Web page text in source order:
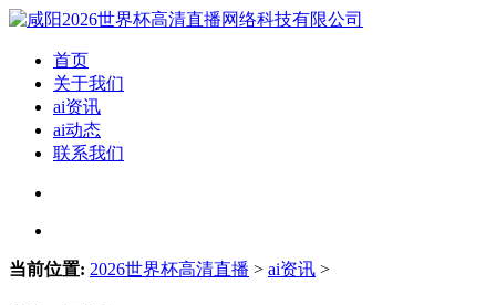
首页
关于我们
ai资讯
ai动态
联系我们
当前位置: 2026世界杯高清直播 > ai资讯 >